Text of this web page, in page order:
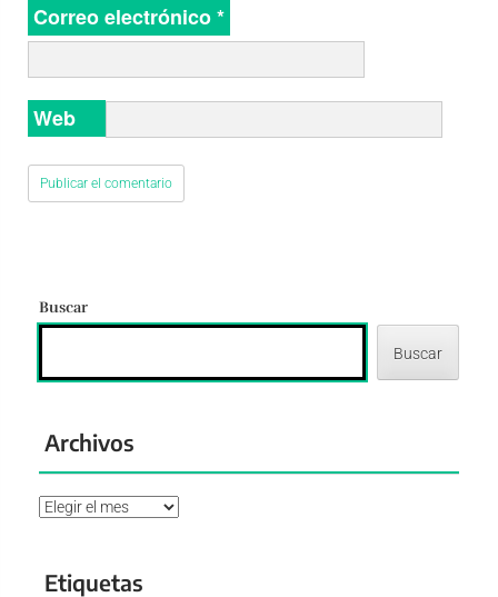
Correo electrónico*
Web
Buscar
Buscar
Archivos
Archivos
Etiquetas